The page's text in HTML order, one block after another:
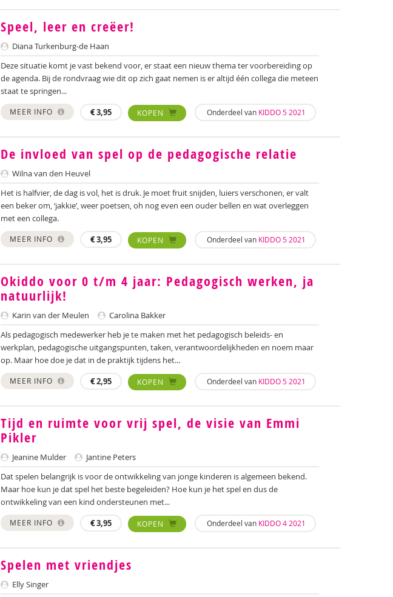
Speel, leer en creëer!
Diana Turkenburg-de Haan
Deze situatie komt je vast bekend voor, er staat een nieuw thema ter voorbereiding op
de agenda. Bij de rondvraag wie dit op zich gaat nemen is er altijd één collega die meteen
staat te springen...
MEER INFO €3,95 KOPEN Onderdeel van KIDDO 5 2021
De invloed van spel op de pedagogische relatie
Wilna van den Heuvel
Het is halfvier, de dag is vol, het is druk. Je moet fruit snijden, luiers verschonen, er valt
een beker om, ‘jakkie’, weer poetsen, oh nog even een ouder bellen en wat overleggen
met een collega.
MEER INFO €3,95 KOPEN Onderdeel van KIDDO 5 2021
Okiddo voor 0 t/m 4 jaar: Pedagogisch werken, ja
natuurlijk!
Karin van der Meulen
Carolina Bakker
Als pedagogisch medewerker heb je te maken met het pedagogisch beleids- en
werkplan, pedagogische uitgangspunten, taken, verantwoordelijkheden en noem maar
op. Maar hoe doe je dat in de praktijk tijdens het...
MEER INFO €2,95 KOPEN Onderdeel van KIDDO 5 2021
Tijd en ruimte voor vrij spel, de visie van Emmi
Pikler
Jeanine Mulder
Jantine Peters
Dat spelen belangrijk is voor de ontwikkeling van jonge kinderen is algemeen bekend.
Maar hoe kun je dat spel het beste begeleiden? Hoe kun je het spel en dus de
ontwikkeling van een kind ondersteunen met...
MEER INFO €3,95 KOPEN Onderdeel van KIDDO 4 2021
Spelen met vriendjes
Elly Singer